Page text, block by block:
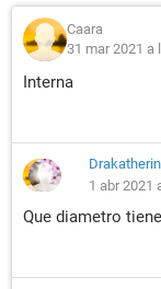
Caara
31 mar 2021 a
Interna
1 abr 2021
Que diametro